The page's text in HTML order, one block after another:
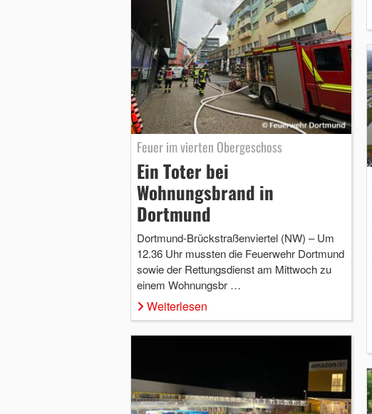
Feuer im vierten Obergeschoss
Ein Toter bei
Wohnungsbrand in
Dortmund
Dortmund-Brückstraßenviertel (NW) – Um
12.36 Uhr mussten die Feuerwehr Dortmund
sowie der Rettungsdienst am Mittwoch zu
einem Wohnungsbr …
Weiterlesen